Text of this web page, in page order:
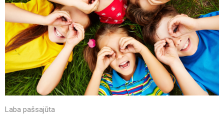
Laba pašsajūta